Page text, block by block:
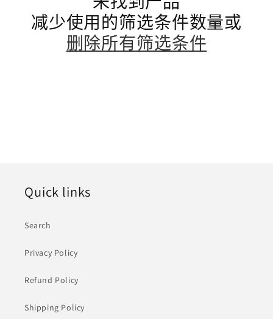
减少使用的筛选条件数量或
删除所有筛选条件
Quick links
Search
Privacy Policy
Refund Policy
Shipping Policy